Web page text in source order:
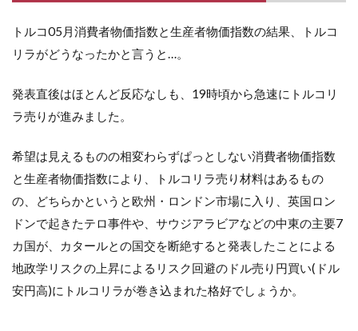
トルコ05月消費者物価指数と生産者物価指数の結果、トルコ
リラがどうなったかと言うと…。
発表直後はほとんど反応なしも、19時頃から急速にトルコリ
ラ売りが進みました。
希望は見えるものの相変わらずぱっとしない消費者物価指数
と生産者物価指数により、トルコリラ売り材料はあるもの
の、どちらかというと欧州・ロンドン市場に入り、英国ロン
ドンで起きたテロ事件や、サウジアラビアなどの中東の主要7
カ国が、カタールとの国交を断絶すると発表したことによる
地政学リスクの上昇によるリスク回避のドル売り円買い(ドル
安円高)にトルコリラが巻き込まれた格好でしょうか。